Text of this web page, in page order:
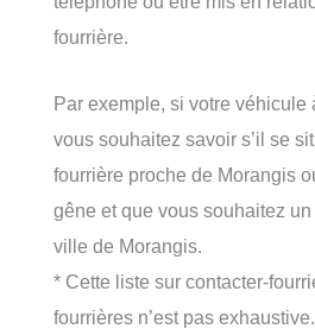
fourrière.
Par exemple, si votre véhicule
vous souhaitez savoir s’il se
fourrière proche de Morangis
gêne et que vous souhaitez
ville de Morangis.
* Cette liste sur contacter-
fourrières n’est pas